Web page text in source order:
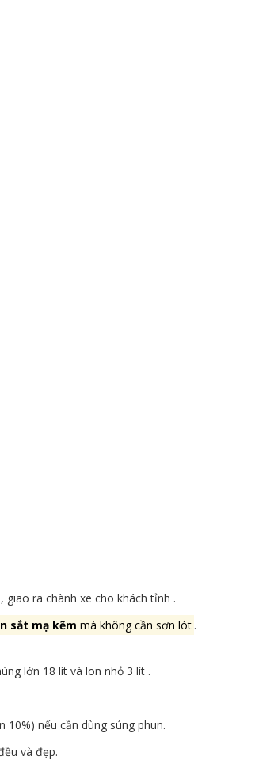
ra chành xe cho khách tỉnh .
sắt mạ kẽm mà không cần sơn lót .
lớn 18 lít và lon nhỏ 3 lít .
nếu cần dùng súng phun.
và đẹp.